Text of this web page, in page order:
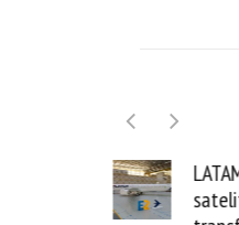
lanza internet
con SES